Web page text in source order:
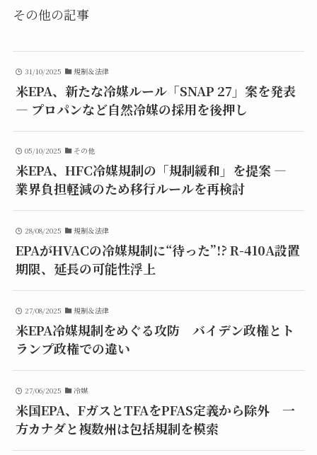
その他の記事
31/10/2025 規制＆法律
米EPA、新たな冷媒ルール「SNAP 27」案を発表
― プロパンなど自然冷媒の採用を後押し
05/10/2025 その他
米EPA、HFC冷媒規制の「規制緩和」を提案 ―
業界負担軽減のため移行ルールを再検討
28/08/2025 規制＆法律
EPAがHVACの冷媒規制に“待った”!? R-410A設置
期限、延長の可能性浮上
27/08/2025 規制＆法律
米EPA冷媒規制をめぐる攻防 バイデン政権とト
ランプ政権での違い
27/06/2025 冷媒
米国EPA、FガスとTFAをPFAS定義から除外 一
方カナダと複数州は包括規制を模索